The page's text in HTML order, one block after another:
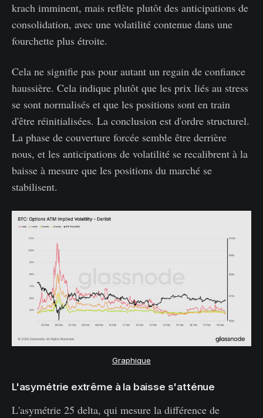
krach imminent, mais reflète plutôt des anticipations de
consolidation, avec une volatilité contenue dans une
fourchette plus étroite.
Cela ne signifie pas pour autant un regain de confiance
haussière. Cela indique plutôt que les prix liés au stress
se sont normalisés et que les positions sont en train
d'être réinitialisées. La conclusion est d'ordre structurel.
La phase de couverture forcée semble être derrière
nous, et les anticipations de volatilité se recalibrent à la
baisse à mesure que les positions du marché se
stabilisent.
Graphique
L'asymétrie extrême à la baisse s'atténue
L'asymétrie 25 delta, qui mesure la différence de